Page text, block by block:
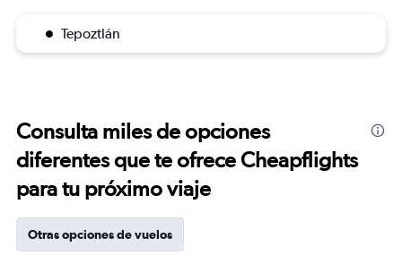
Tepoztlán
Consulta miles de opciones
diferentes que te ofrece Cheapflights
para tu próximo viaje
Otras opciones de vuelos